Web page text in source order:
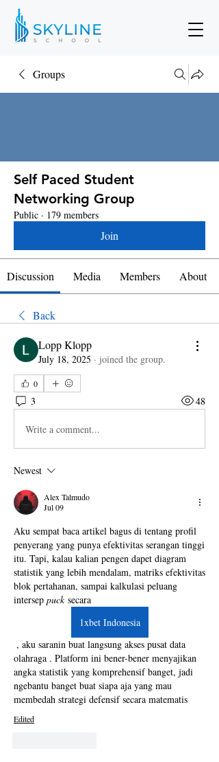
Groups
Self Paced Student
Networking Group
Public · 179 members
Join
Discussion Media Members About
Back
Lopp Klopp
July 18, 2025 · joined the group.
0
3 48
Write a comment...
Newest
Alex Talmudo
Jul 09
Aku sempat baca artikel bagus di tentang profil
penyerang yang punya efektivitas serangan tinggi
itu. Tapi, kalau kalian pengen dapet diagram
statistik yang lebih mendalam, matriks efektivitas
blok pertahanan, sampai kalkulasi peluang
intersep puck secara
1xbet Indonesia
, aku saranin buat langsung akses pusat data
olahraga . Platform ini bener-bener menyajikan
angka statistik yang komprehensif banget, jadi
ngebantu banget buat siapa aja yang mau
membedah strategi defensif secara matematis
Edited